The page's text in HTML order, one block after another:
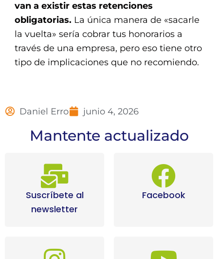
van a existir estas retenciones
obligatorias. La única manera de «sacarle
la vuelta» sería cobrar tus honorarios a
través de una empresa, pero eso tiene otro
tipo de implicaciones que no recomiendo.
Daniel Erro junio 4, 2026
Mantente actualizado
Suscríbete al
newsletter
Facebook